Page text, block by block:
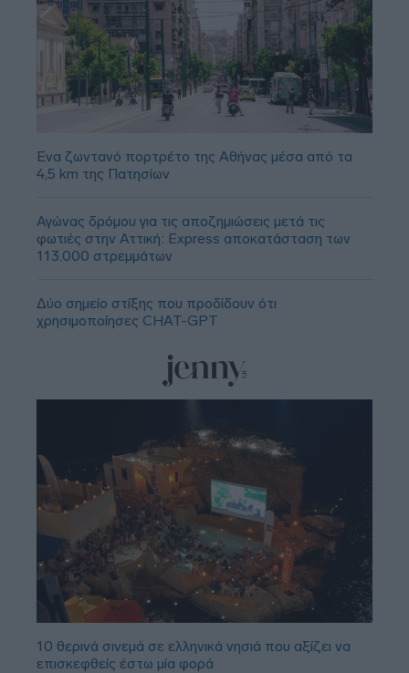
Ένα ζωντανό πορτρέτο της Αθήνας μέσα από τα
4,5 km της Πατησίων
Αγώνας δρόμου για τις αποζημιώσεις μετά τις
φωτιές στην Αττική: Express αποκατάσταση των
113.000 στρεμμάτων
Δύο σημείο στίξης που προδίδουν ότι
χρησιμοποίησες CHAT-GPT
10 θερινά σινεμά σε ελληνικά νησιά που αξίζει να
επισκεφθείς έστω μία φορά